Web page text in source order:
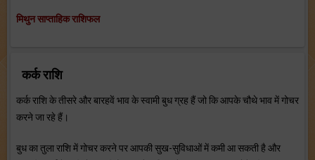
मिथुन साप्ताहिक राशिफल
कर्क राशि
कर्क राशि के तीसरे और बारहवें भाव के स्‍वामी बुध ग्रह हैं जो कि आपके चौथे भाव में गोचर
करने जा रहे हैं।
बुध का तुला राशि में गोचर करने पर आपकी सुख-सुविधाओं में कमी आ सकती है और